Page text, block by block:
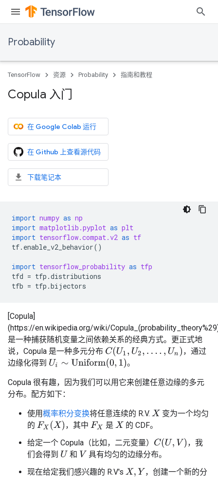
Probability
TensorFlow 资源 Probability 指南和教程
Copula 入门
在 Google Colab 运行
在 Github 上查看源代码
下载笔记本
import numpy as np
import matplotlib.pyplot as plt
import tensorflow.compat.v2 as tf
tf. enable_v2_behavior()
import tensorflow_probability as tfp
tfd = tfp .distributions
tfb = tfp .bijectors
[Copula]
(https://en.wikipedia.org/wiki/
是一种捕获随机变量之间依赖关系的经典方式。更正式地
说，Copula 是一种多元分布 C(U1,U2,....,U n )
，通过
边缘化得到 Ui∼Uniform(0,1) 。
Copula 很有趣，因为我们可以用它来创建任意边缘的多元
分布。配方如下：
使用概率积分变换将任意连续的 R.V. X 变为一个均匀
的 FX(X) ，其中FX 是 X 的 CDF。
给定一个 Copula（比如，二元变量） C(U,V)
，我
们会得到 U 和 V 具有均匀的边缘分布。
现在给定我们感兴趣的 R.V's X,Y
，创建一个新的分